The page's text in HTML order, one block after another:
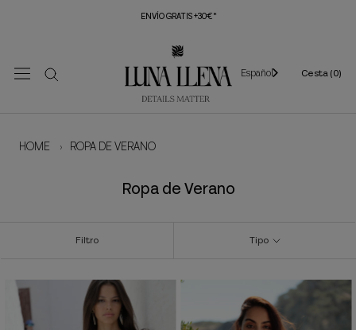
ENVÍO GRATIS +30€*
Español Cesta (0)
HOME › ROPA DE VERANO
Ropa de Verano
Filtro Tipo